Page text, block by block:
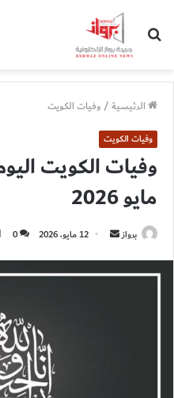
الرئيسية/وفيات الكويت
وفيات الكويت
مايو 2026
برواز
أرسل
إلكترونيا
12 مايو، 2026 0